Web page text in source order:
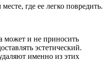
где ее легко повредить.
может и не приносить
эстетический.
именно из этих